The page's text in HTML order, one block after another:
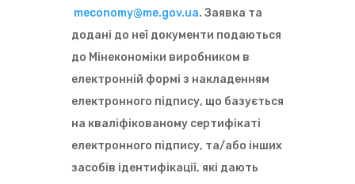
meconomy@me.gov.ua. Заявка та
додані до неї документи подаються
до Мінекономіки виробником в
електронній формі з накладенням
електронного підпису, що базується
на кваліфікованому сертифікаті
електронного підпису, та/або інших
засобів ідентифікації, які дають